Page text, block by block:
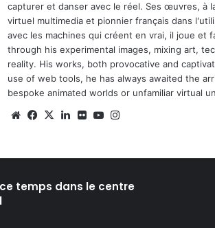
capturer et danser avec le réel. Ses œuvres, à
virtuel multimedia et pionnier français dans
avec les machines qui créent en vrai, il joue et
through his experimental images, mixing art,
reality. His works, both provocative and
use of web tools, he has always awaited the
bespoke animated worlds or unfamiliar virtual
We Fa
X
Lin Fli Yo
temps dans le centre